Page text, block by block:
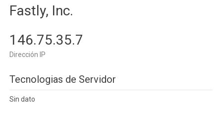
Fastly, Inc.
146.75.35.7
Dirección IP
Tecnologias de Servidor
Sin dato